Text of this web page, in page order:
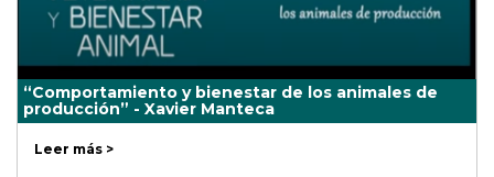
“Comportamiento y bienestar de los animales de
producción” - Xavier Manteca
Leer más >